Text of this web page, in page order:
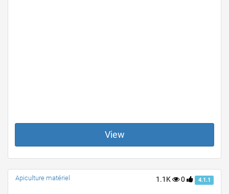
View
1.1K 0 4.1.1
Apiculture matériel